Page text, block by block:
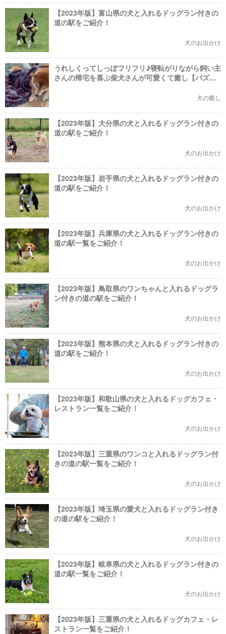
【2023年版】富山県の犬と入れるドッグラン付きの
道の駅をご紹介！
犬のお出かけ
うれしくってしっぽフリフリ♪寝転がりながら飼い主
さんの帰宅を喜ぶ柴犬さんが可愛くて癒し【バズ
犬の癒し
【2023年版】大分県の犬と入れるドッグラン付きの
道の駅をご紹介！
犬のお出かけ
【2023年版】岩手県の犬と入れるドッグラン付きの
道の駅をご紹介！
犬のお出かけ
【2023年版】兵庫県の犬と入れるドッグラン付きの
道の駅一覧をご紹介！
犬のお出かけ
【2023年版】鳥取県のワンちゃんと入れるドッグラ
ン付きの道の駅をご紹介！
犬のお出かけ
【2023年版】熊本県の犬と入れるドッグラン付きの
道の駅をご紹介！
犬のお出かけ
【2023年版】和歌山県の犬と入れるドッグカフェ・
レストラン一覧をご紹介！
犬のお出かけ
【2023年版】三重県のワンコと入れるドッグラン付
きの道の駅一覧をご紹介！
犬のお出かけ
【2023年版】埼玉県の愛犬と入れるドッグラン付き
の道の駅をご紹介！
犬のお出かけ
【2023年版】岐阜県の犬と入れるドッグラン付きの
道の駅一覧をご紹介！
犬のお出かけ
【2023年版】三重県の犬と入れるドッグカフェ・レ
ストラン一覧をご紹介！